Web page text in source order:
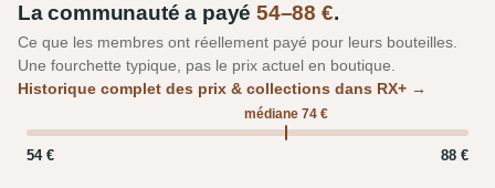
La communauté a payé54–88 €.
Ce que les membres ont réellement payé pour leurs bouteilles.
Une fourchette typique, pas le prix actuel en boutique.
Historique complet des prix & collections dans RX+ →
médiane 74 €
54 € 88 €